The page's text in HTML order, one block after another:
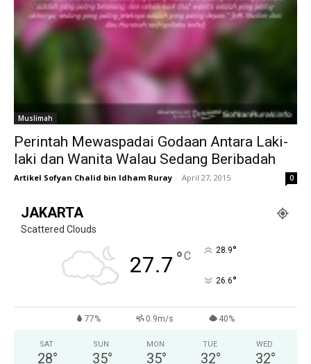
Muslimah
Perintah Mewaspadai Godaan Antara Laki-
laki dan Wanita Walau Sedang Beribadah
Artikel Sofyan Chalid bin Idham Ruray - April 27, 2015 0
JAKARTA
Scattered Clouds
27.7 °C 28.9°
26.6°
77% 0.9m/s 40%
SAT
28°
SUN
35°
MON
35°
TUE
32°
WED
32°